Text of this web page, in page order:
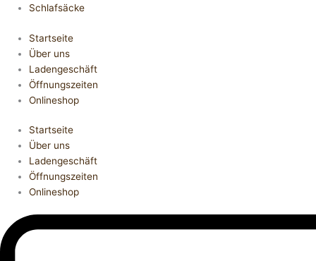
Schlafsäcke
Startseite
Über uns
Ladengeschäft
Öffnungszeiten
Onlineshop
Startseite
Über uns
Ladengeschäft
Öffnungszeiten
Onlineshop